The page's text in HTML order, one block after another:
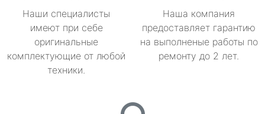
Наши специалисты
имеют при себе
оригинальные
комплектующие от любой
техники.
Наша компания
предоставляет гарантию
на выполненые работы по
ремонту до 2 лет.